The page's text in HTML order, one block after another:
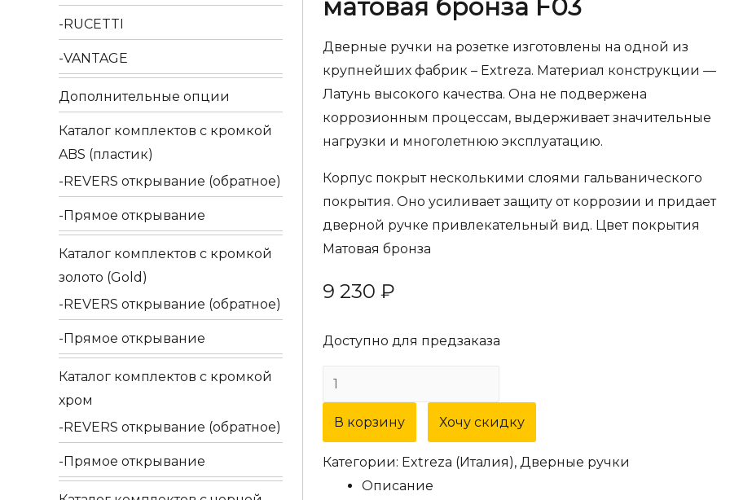
RUCETTI
VANTAGE
Дополнительные опции
Каталог комплектов c кромкой
ABS (пластик)
REVERS открывание (обратное)
Прямое открывание
Каталог комплектов c кромкой
золото (Gold)
REVERS открывание (обратное)
Прямое открывание
Каталог комплектов c кромкой
хром
REVERS открывание (обратное)
Прямое открывание
матовая бронза F03
Дверные ручки на розетке изготовлены на одной из
крупнейших фабрик – Extreza. Материал конструкции —
Латунь высокого качества. Она не подвержена
коррозионным процессам, выдерживает значительные
нагрузки и многолетнюю эксплуатацию.
Корпус покрыт несколькими слоями гальванического
покрытия. Оно усиливает защиту от коррозии и придает
дверной ручке привлекательный вид. Цвет покрытия
Матовая бронза
9 230 ₽
Доступно для предзаказа
Количество
товара
Дверная
ручка
Extreza
"BENITO"
В корзину Хочу скидку
Категории: Extreza (Италия), Дверные ручки
Описание